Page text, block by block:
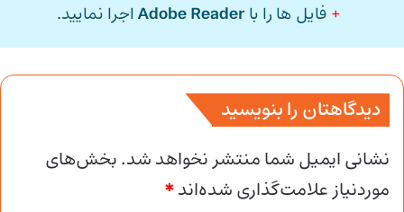
+ فایل ها را باAdobe Readerاجرا نمایید.
دیدگاهتان را بنویسید
نشانی ایمیل شما منتشر نخواهد شد.بخش‌های
موردنیاز علامت‌گذاری شده‌اند*